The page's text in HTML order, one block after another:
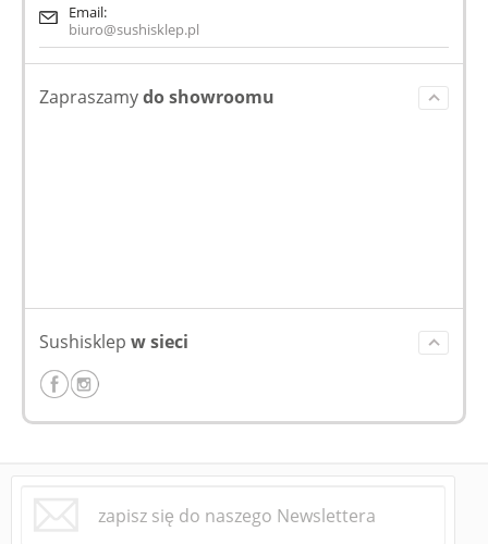
Email:
biuro@sushisklep.pl
Zapraszamydo showroomu
Sushisklep w sieci